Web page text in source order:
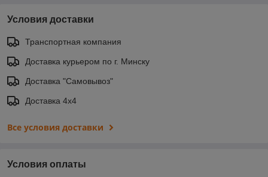
Условия доставки
Транспортная компания
Доставка курьером по г. Минску
Доставка "Самовывоз"
Доставка 4х4
Все условия доставки
Условия оплаты